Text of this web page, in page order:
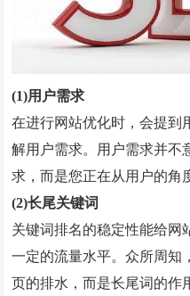
建站新闻
全网营销
竞价托管
GEO优化
抖音代运营
外贸建站营销
(1)用户需求
在进行网站优化时，会提到
解用户需求。用户需求并不
求，而是您正在从用户的角
(2)长尾关键词
关键词排名的稳定性能给网
一定的流量水平。众所周知
页的排水，而是长尾词的作